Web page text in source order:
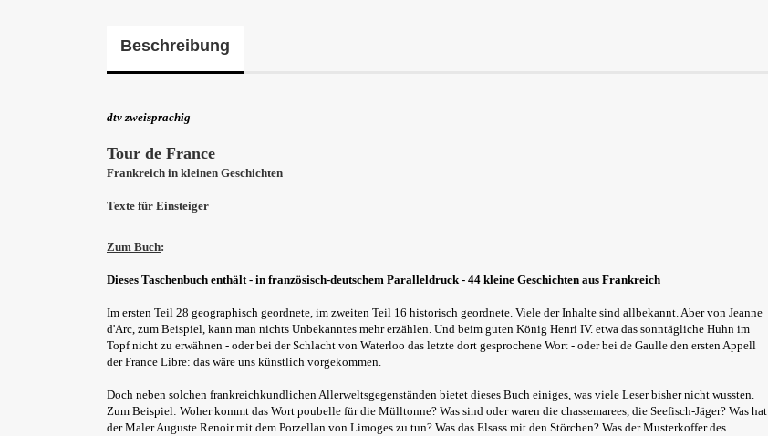
Beschreibung
dtv zweisprachig
Tour de France
Frankreich in kleinen Geschichten
Texte für Einsteiger
Zum Buch:
Dieses Taschenbuch enthält - in französisch-deutschem Paralleldruck - 44 kleine Geschichten aus Frankreich
Im ersten Teil 28 geographisch geordnete, im zweiten Teil 16 historisch geordnete. Viele der Inhalte sind allbekannt. Aber von Jeanne
d'Arc, zum Beispiel, kann man nichts Unbekanntes mehr erzählen. Und beim guten König Henri IV. etwa das sonntägliche Huhn im
Topf nicht zu erwähnen - oder bei der Schlacht von Waterloo das letzte dort gesprochene Wort - oder bei de Gaulle den ersten Appell
der France Libre: das wäre uns künstlich vorgekommen.
Doch neben solchen frankreichkundlichen Allerweltsgegenständen bietet dieses Buch einiges, was viele Leser bisher nicht wussten.
Zum Beispiel: Woher kommt das Wort poubelle für die Mülltonne? Was sind oder waren die chassemarees, die Seefisch-Jäger? Was hat
der Maler Auguste Renoir mit dem Porzellan von Limoges zu tun? Was das Elsass mit den Störchen? Was der Musterkoffer des